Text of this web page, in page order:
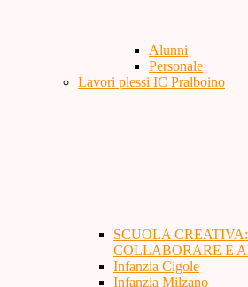
Alunni
Personale
Lavori plessi IC Pralboino
SCUOLA
COLLABORARE E
Infanzia Cigole
Infanzia Milzano